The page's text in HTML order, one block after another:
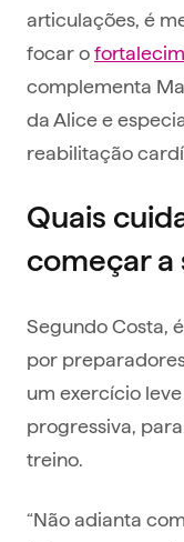
articulações, é
focar o
complementa
da Alice e
reabilitação
Quais
começar a
Segundo Costa,
por
um exercício
progressiva,
treino.
“Não adianta